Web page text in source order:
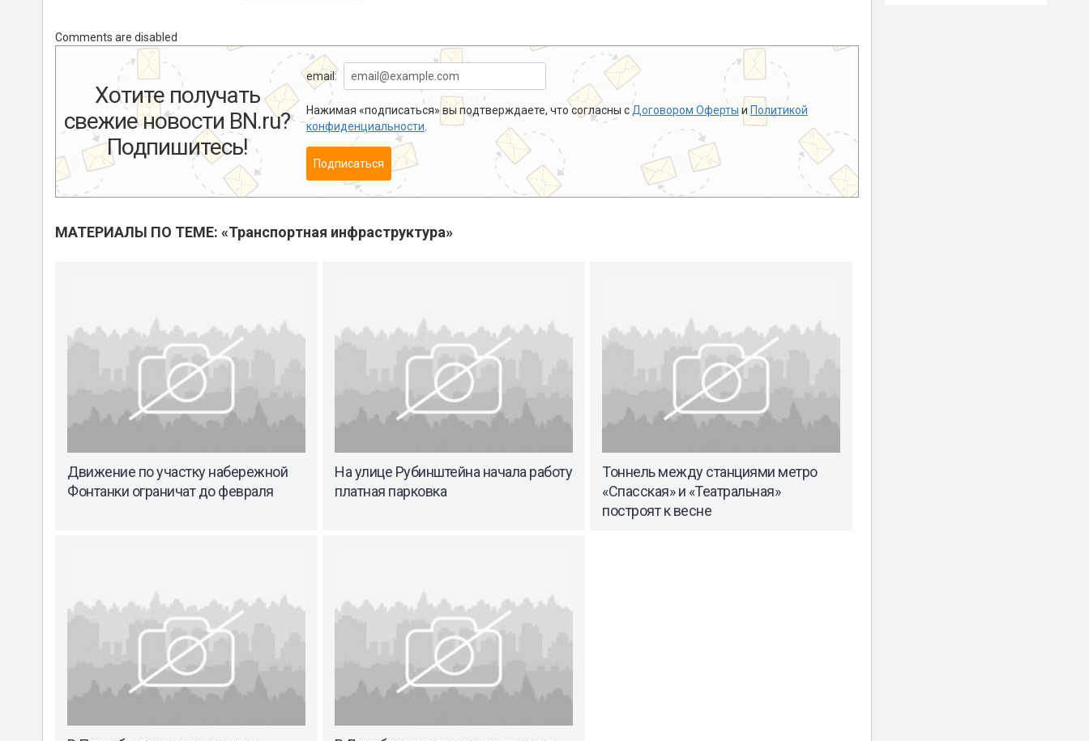
Comments are disabled
Хотите получать
свежие новости BN.ru?
Подпишитесь!
email:
Нажимая «подписаться» вы подтверждаете, что согласны с Договором Оферты и Политикой
конфиденциальности
Подписаться
МАТЕРИАЛЫ ПО ТЕМЕ: «Транспортная инфраструктура»
Движение по участку набережной
Фонтанки ограничат до февраля
На улице Рубинштейна начала работу
платная парковка
Тоннель между станциями метро
«Спасская» и «Театральная»
построят к весне